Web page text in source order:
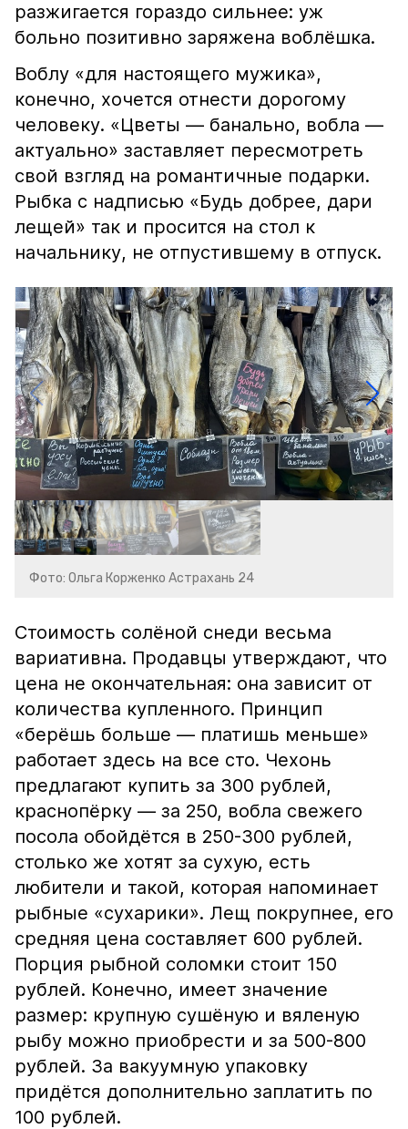
разжигается гораздо сильнее: уж
больно позитивно заряжена воблёшка.
Воблу «для настоящего мужика»,
конечно, хочется отнести дорогому
человеку. «Цветы — банально, вобла —
актуально» заставляет пересмотреть
свой взгляд на романтичные подарки.
Рыбка с надписью «Будь добрее, дари
лещей» так и просится на стол к
начальнику, не отпустившему в отпуск.
Фото: Ольга Корженко Астрахань 24
Стоимость солёной снеди весьма
вариативна. Продавцы утверждают, что
цена не окончательная: она зависит от
количества купленного. Принцип
«берёшь больше — платишь меньше»
работает здесь на все сто. Чехонь
предлагают купить за 300 рублей,
краснопёрку — за 250, вобла свежего
посола обойдётся в 250-300 рублей,
столько же хотят за сухую, есть
любители и такой, которая напоминает
рыбные «сухарики». Лещ покрупнее, его
средняя цена составляет 600 рублей.
Порция рыбной соломки стоит 150
рублей. Конечно, имеет значение
размер: крупную сушёную и вяленую
рыбу можно приобрести и за 500-800
рублей. За вакуумную упаковку
придётся дополнительно заплатить по
100 рублей.